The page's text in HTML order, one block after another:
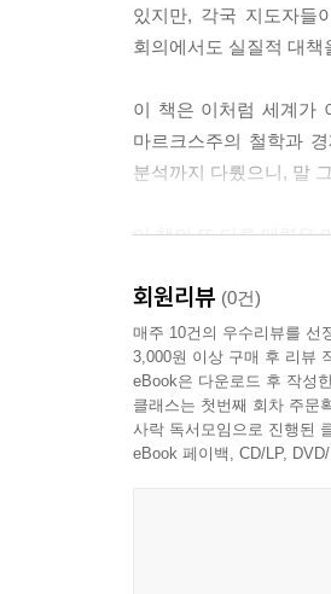
있지만, 각국 지도자들
회의에서도 실질적 대책
이 책은 이처럼 세계가
마르크스주의 철학과
분석까지 다뤘으니, 말
이 책의 또 다른 매력은
마르크스주의의 핵심을
지은이가 지금도 꾸준
경제 위기에 관한 마르
마르크스주의가 오늘
사례도 흥미를 더한다.
회원리뷰 (0건)
매주 10건의 우수리뷰를 선
3,000원 이상 구매 후 리뷰
eBook은 다운로드 후 작성
클래스는 첫번째 회차 주문
사락 독서모임으로 진행된
eBook 페이백, CD/LP,